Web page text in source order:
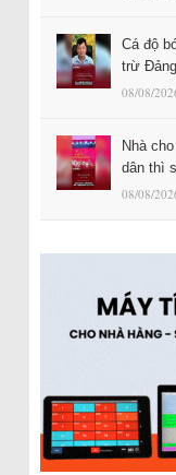
Cá độ
trừ Đảng
08/08/
Nhà
dân thì
08/08/